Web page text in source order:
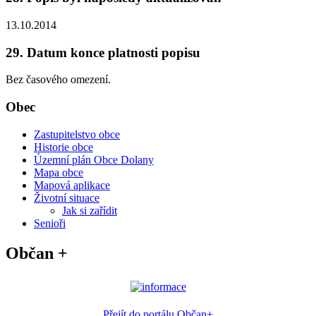
13.10.2014
29. Datum konce platnosti popisu
Bez časového omezení.
Obec
Zastupitelstvo obce
Historie obce
Územní plán Obce Dolany
Mapa obce
Mapová aplikace
Životní situace
Jak si zařídit
Senioři
Občan +